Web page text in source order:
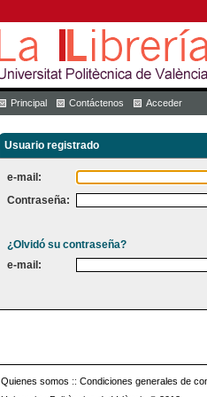
Principal Contáctenos Acceder
Usuario registrado
e-mail:
Contraseña:
¿Olvidó su contraseña?
e-mail:
Quienes somos :: Condiciones generales de